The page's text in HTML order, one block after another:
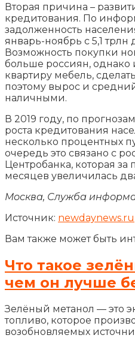
Вторая причина –
кредитования. По
задолженность
январь-ноябрь с 5,1 трлн
Возможность покупки
больше россиян, однако
квартиру мебель,
поэтому вырос и
наличными.
В 2019 году, по
роста кредитования
несколько процентных
очередь это связано с
Центробанка, которая
месяцев увеличилась
Москва, Служба
Источник: newdaynews.ru
Вам также может быть
Что такое
чем он лучше
Зелёный метанол — это
топливо, которое
возобновляемых